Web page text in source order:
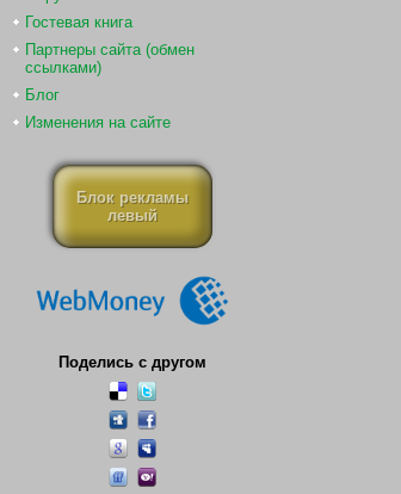
Гостевая книга
Партнеры сайта (обмен
ссылками)
Блог
Изменения на сайте
Блок рекламы
левый
Поделись с другом